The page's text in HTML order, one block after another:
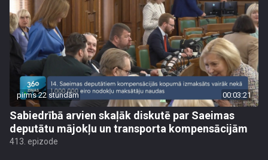
pirms 22 stundām 00:03:21
Sabiedrībā arvien skaļāk diskutē par Saeimas
deputātu mājokļu un transporta kompensācijām
413. epizode